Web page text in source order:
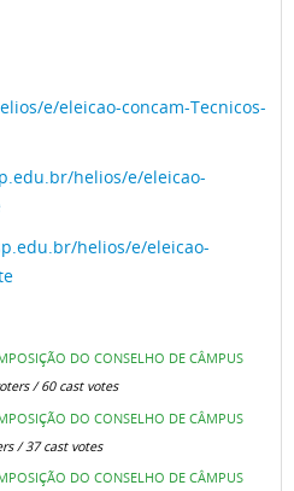
e/eleicao-concam-Tecnicos-
helios/e/eleicao-
helios/e/eleicao-
DO CONSELHO DE CÂMPUS
/ 60 cast votes
DO CONSELHO DE CÂMPUS
/ 37 cast votes
DO CONSELHO DE CÂMPUS